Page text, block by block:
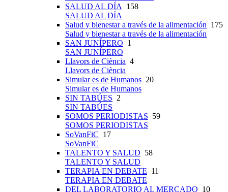
SALUD AL DÍA
158
SALUD AL DÍA
Salud y bienestar a través de la alimentación 175
Salud y bienestar a través de la alimentación
SAN JUNÍPERO 1
SAN JUNÍPERO
Llavors de Ciència 4
Llavors de Ciència
Simular es de Humanos 20
Simular es de Humanos
SIN TABÚES 2
SIN TABÚES
SOMOS PERIODISTAS 59
SOMOS PERIODISTAS
SoVanFiC 17
SoVanFiC
TALENTO Y SALUD 58
TALENTO Y SALUD
TERAPIA EN DEBATE 11
TERAPIA EN DEBATE
DEL LABORATORIO AL MERCADO 10